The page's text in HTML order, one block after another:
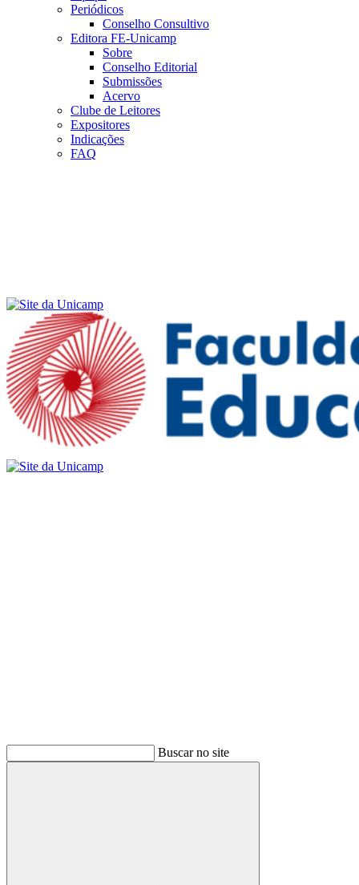
Periódicos
Conselho Consultivo
Editora FE-Unicamp
Sobre
Conselho Editorial
Submissões
Acervo
Clube de Leitores
Expositores
Indicações
FAQ
Buscar no site